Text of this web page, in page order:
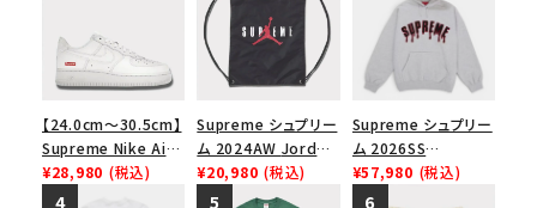
【24.0cm～30.5cm】
Supreme Nike Air
Force 1 Low シュプ
リーム ナイキエアフォ
¥28,980 (税込)
Supreme シュプリー
ム 2024AW Jordan
Drawstring Bag ジ
ョーダンドローストリ
¥20,980 (税込)
Supreme シュプリー
ム 2026SS
Ghostface Arc
Hooded
¥57,980 (税込)